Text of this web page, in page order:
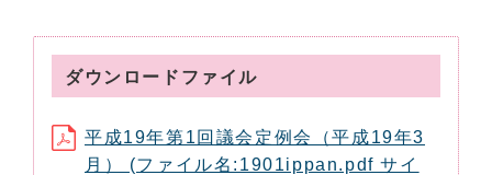
ダウンロードファイル
平成19年第1回議会定例会（平成19年3
月） (ファイル名:1901ippan.pdf サイ